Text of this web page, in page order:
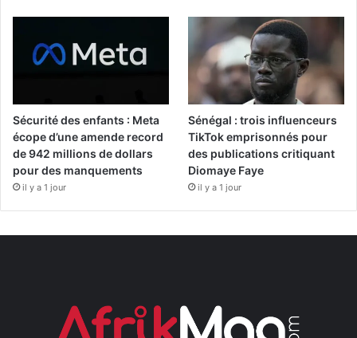
Sécurité des enfants : Meta
écope d’une amende record
de 942 millions de dollars
pour des manquements
il y a 1 jour
Sénégal : trois influenceurs
TikTok emprisonnés pour
des publications critiquant
Diomaye Faye
il y a 1 jour